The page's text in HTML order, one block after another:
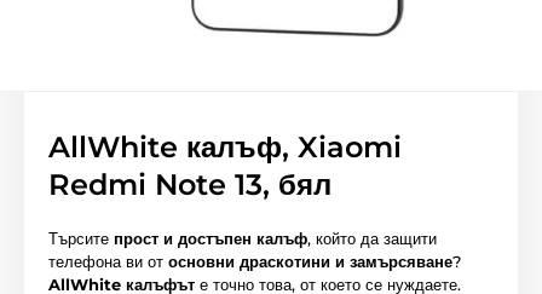
AllWhite калъф, Xiaomi
Redmi Note 13, бял
Търсите прост и достъпен калъф, който да защити
телефона ви от основни драскотини и замърсяване?
AllWhite калъфът е точно това, от което се нуждаете.